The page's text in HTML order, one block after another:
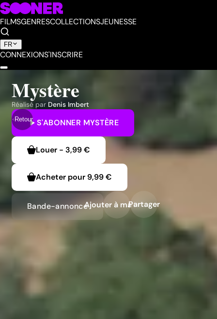
FILMSGENRESCOLLECTIONSJEUNESSE
FR
CONNEXIONS'INSCRIRE
Retour
Mystère
Réalisé par Denis Imbert
S'ABONNER MYSTÈRE
Louer - 3,99 €
Acheter pour 9,99 €
Bande-annonceAjouter à ma liste
Partager